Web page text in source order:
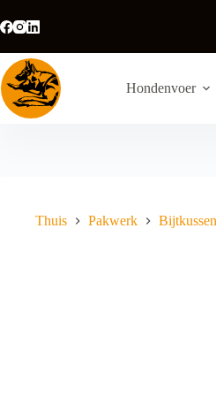
naar
de
inhoud
Hondenvoer
Thuis Pakwerk